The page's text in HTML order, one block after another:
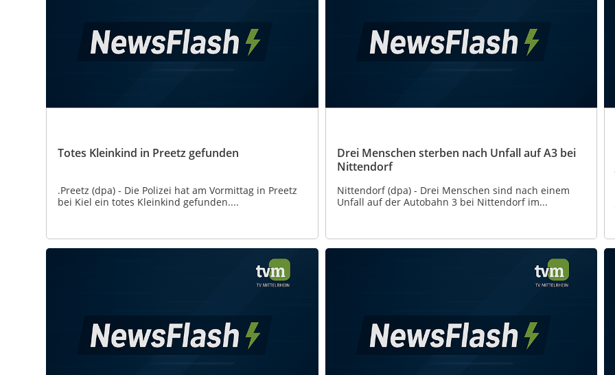
Totes Kleinkind in Preetz gefunden
.Preetz (dpa) - Die Polizei hat am Vormittag in Preetz
bei Kiel ein totes Kleinkind gefunden....
Drei Menschen sterben nach Unfall auf A3 bei
Nittendorf
Nittendorf (dpa) - Drei Menschen sind nach einem
Unfall auf der Autobahn 3 bei Nittendorf im...